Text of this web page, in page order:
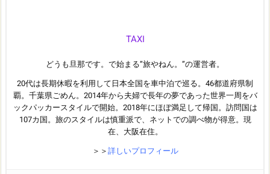
TAXI
どうも旦那です。で始まる”旅やねん。”の運営者。
20代は長期休暇を利用して日本全国を車中泊で巡る。46都道府県制
覇。千葉県ごめん。2014年から夫婦で長年の夢であった世界一周をバ
ックパッカースタイルで開始。2018年にほぼ満足して帰国。訪問国は
107カ国。旅のスタイルは慎重派で、ネットでの調べ物が得意。現
在、大阪在住。
＞＞ 詳しいプロフィール